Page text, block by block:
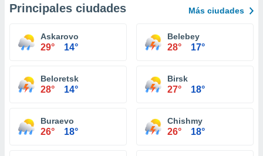
Principales ciudades Más ciudades
Askarovo
29° 14°
Belebey
28° 17°
Beloretsk
28° 14°
Birsk
27° 18°
Buraevo
26° 18°
Chishmy
26° 18°